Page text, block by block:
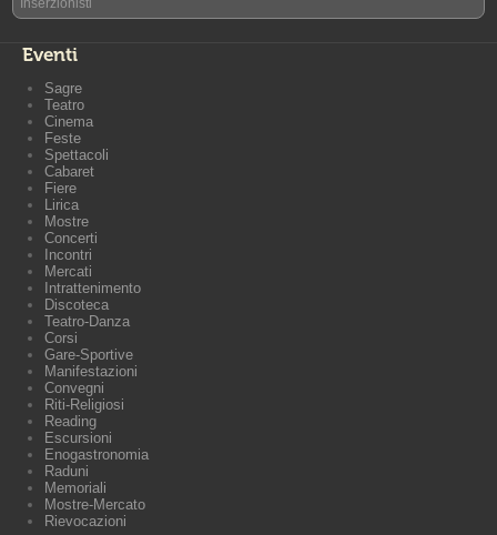
Inserzionisti
Eventi
Sagre
Teatro
Cinema
Feste
Spettacoli
Cabaret
Fiere
Lirica
Mostre
Concerti
Incontri
Mercati
Intrattenimento
Discoteca
Teatro-Danza
Corsi
Gare-Sportive
Manifestazioni
Convegni
Riti-Religiosi
Reading
Escursioni
Enogastronomia
Raduni
Memoriali
Mostre-Mercato
Rievocazioni